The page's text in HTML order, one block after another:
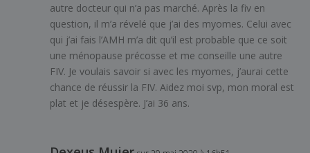
autre docteur qui n’a pas marché. Après la fiv en
question, il m’a révelé que j’ai des myomes. Celui avec
qui j’ai fais l’AMH m’a dit qu’il est probable que ce soit
une ménopause précosse et me conseille une autre
FIV. Je voulais savoir si avec les myomes, j’aurai cette
chance de réussir la FIV. Aidez moi svp, mon moral est
plat et je désespère. J’ai 36 ans.